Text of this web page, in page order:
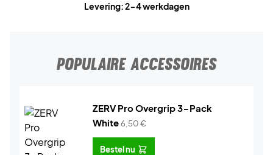
Levering: 2-4 werkdagen
POPULAIRE ACCESSOIRES
ZERV Pro Overgrip 3-Pack
White6,50€
Bestel nu